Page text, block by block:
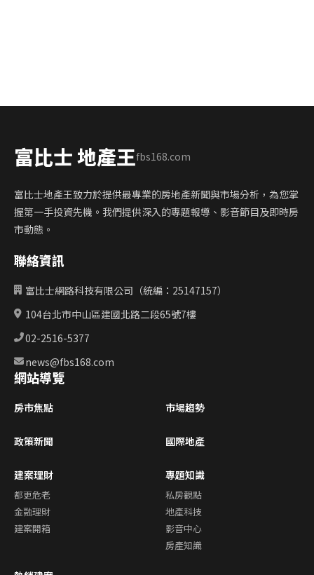
富比士 地產王fbs168.com
富比士地產王致力於提供最專業的房地產新聞與市場分析，為您掌
握第一手投資先機。我們提供深入的專題報導、影音節目及即時房
市動態。
聯絡資訊
富比士網路科技有限公司（統編：25147157）
104台北市中山區建國北路二段65號7樓
02-2516-5377
news@fbs168.com
網站導覽
房市焦點 市場趨勢
政策新聞 國際地產
建案理財
都更危老
金融理財
建案開箱
專題知識
私房觀點
地產科技
影音中心
房產知識